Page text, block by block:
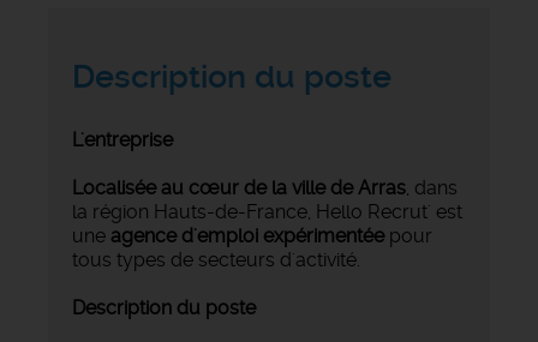
Description du poste
L'entreprise
Localisée au cœur de la ville de Arras , dans
la région Hauts-de-France, Hello Recrut' est
une agence d'emploi expérimentéepour
tous types de secteurs d'activité.
Description du poste